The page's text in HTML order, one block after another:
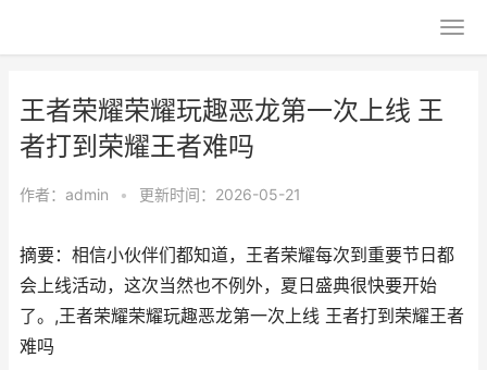
王者荣耀荣耀玩趣恶龙第一次上线 王
者打到荣耀王者难吗
作者： admin • 更新时间：2026-05-21
摘要：相信小伙伴们都知道，王者荣耀每次到重要节日都
会上线活动，这次当然也不例外，夏日盛典很快要开始
了。,王者荣耀荣耀玩趣恶龙第一次上线 王者打到荣耀王者
难吗